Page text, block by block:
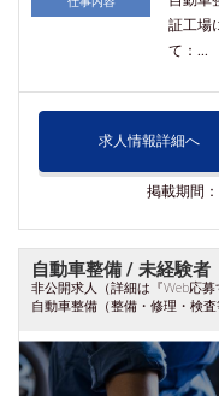
証工場
て：...
求人情報詳細へ
掲載期間
自動車整備 / 未経験者
非公開求人（詳細は『Web応
自動車整備（整備・修理・検